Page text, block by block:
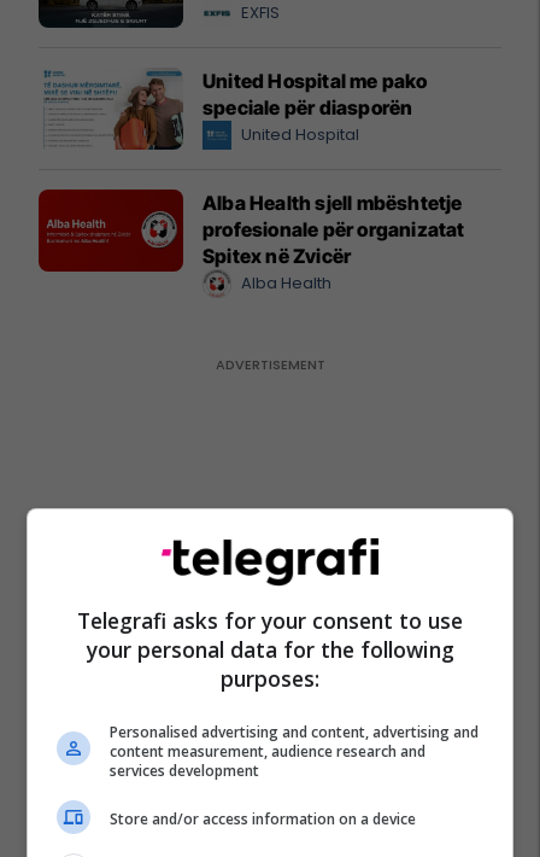
EXFIS
United Hospital me pako
speciale për diasporën
United Hospital
Alba Health sjell mbështetje
profesionale për organizatat
Spitex në Zvicër
Alba Health
Telegrafi asks for your consent to use
your personal data for the following
purposes:
Personalised advertising and content, advertising and
content measurement, audience research and
services development
Store and/or access information on a device